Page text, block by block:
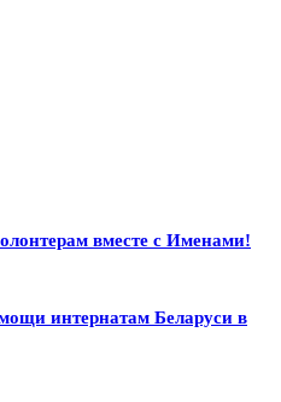
вместе с Именами!
интернатам Беларуси в